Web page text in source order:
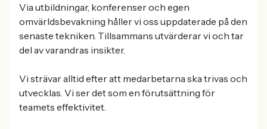
Via utbildningar, konferenser och egen
omvärldsbevakning håller vi oss uppdaterade på den
senaste tekniken. Tillsammans utvärderar vi och tar
del av varandras insikter.
Vi strävar alltid efter att medarbetarna ska trivas och
utvecklas. Vi ser det som en förutsättning för
teamets effektivitet.